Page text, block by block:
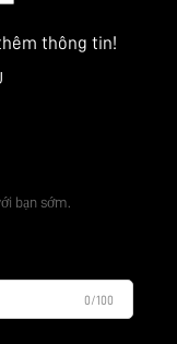
thông tin!
bạn sớm.
0/100